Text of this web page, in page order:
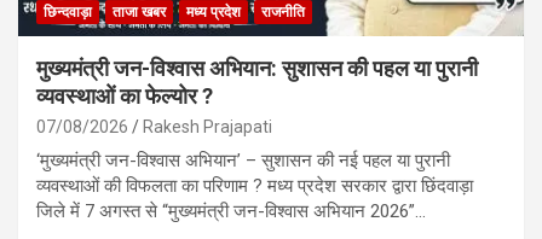
छिन्दवाड़ा ताजा खबर मध्य प्रदेश राजनीति
मुख्यमंत्री जन-विश्वास अभियान: सुशासन की पहल या पुरानी
व्यवस्थाओं का फेल्योर ?
07/08/2026 Rakesh Prajapati
‘मुख्यमंत्री जन-विश्वास अभियान’ – सुशासन की नई पहल या पुरानी
व्यवस्थाओं की विफलता का परिणाम ? मध्य प्रदेश सरकार द्वारा छिंदवाड़ा
जिले में 7 अगस्त से “मुख्यमंत्री जन-विश्वास अभियान 2026”…